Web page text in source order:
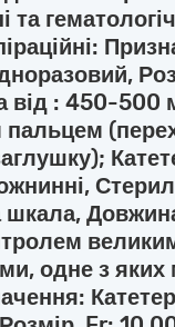
та
: 450-500
шкала,
одне з яких